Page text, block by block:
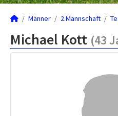
Männer 2.Mannschaft
Michael Kott (43